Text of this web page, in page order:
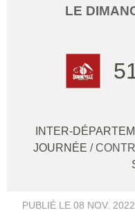
LE
INTER-
JOURNÉE /
PUBLIÉ LE 08 NOV. 2022